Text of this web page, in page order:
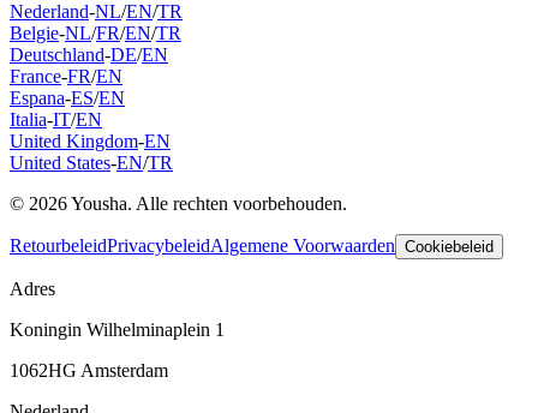
Nederland-NL/EN/TR
Belgie-NL/FR/EN/TR
Deutschland-DE/EN
France-FR/EN
Espana-ES/EN
Italia-IT/EN
United Kingdom-EN
United States-EN/TR
© 2026 Yousha. Alle rechten voorbehouden.
RetourbeleidPrivacybeleidAlgemene Voorwaarden Cookiebeleid
Adres
Koningin Wilhelminaplein 1
1062HG Amsterdam